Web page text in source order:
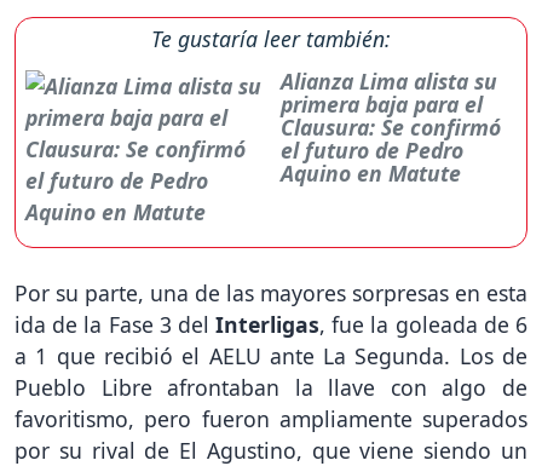
Te gustaría leer también:
Alianza Lima alista su
primera baja para el
Clausura: Se confirmó
el futuro de Pedro
Aquino en Matute
Por su parte, una de las mayores sorpresas en esta
ida de la Fase 3 delInterligas, fue la goleada de 6
a 1 que recibió el AELU ante La Segunda. Los de
Pueblo Libre afrontaban la llave con algo de
favoritismo, pero fueron ampliamente superados
por su rival de El Agustino, que viene siendo un